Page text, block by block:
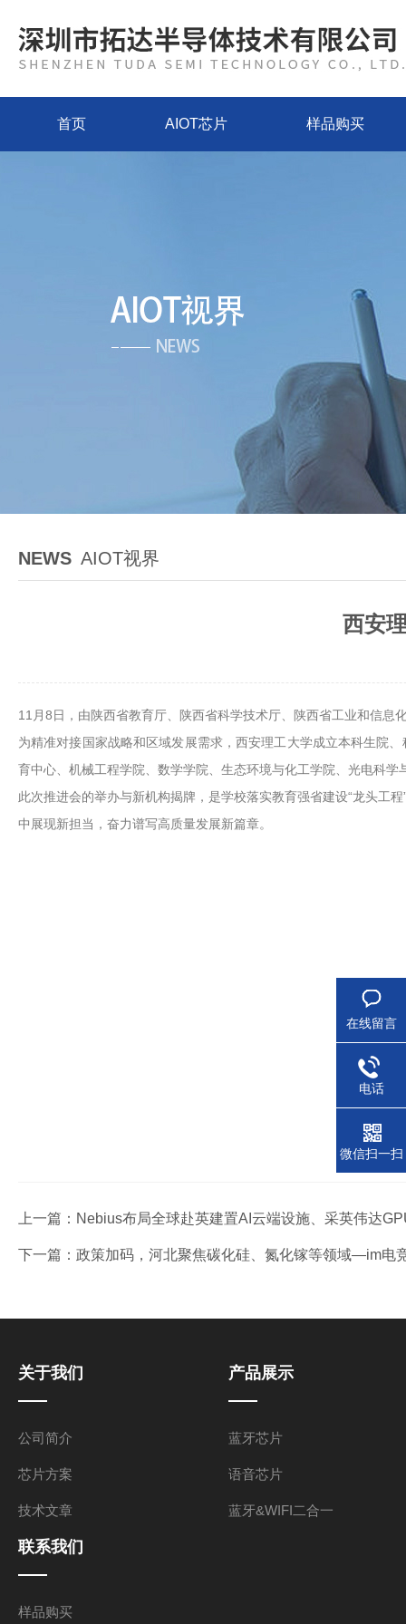
首页 AIOT芯片 样品购买
NEWS AIOT视界
西安
11月8日，由陕西省教育厅、陕西省科学技术厅、陕西省工业和信
为精准对接国家战略和区域发展需求，西安理工大学成立本科生院
育中心、机械工程学院、数学学院、生态环境与化工学院、光电科
此次推进会的举办与新机构揭牌，是学校落实教育强省建设“龙头工
中展现新担当，奋力谱写高质量发展新篇章。
上一篇： Nebius布局全球赴英建置AI云端设施、采英伟达
下一篇： 政策加码，河北聚焦碳化硅、氮化镓等领域—im电
关于我们
公司简介
芯片方案
技术文章
产品展示
蓝牙芯片
语音芯片
蓝牙&WIFI二合一
联系我们
样品购买
在线留言
电话
微信扫一扫